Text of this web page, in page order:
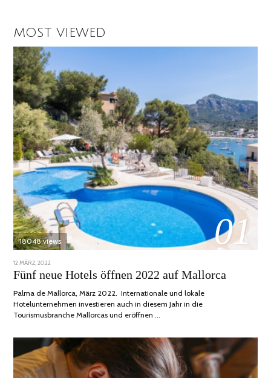
MOST VIEWED
01
18048 views
POSTED
ON
12 MÄRZ, 2022
DEZEMBER,
2022
Fünf neue Hotels öffnen 2022 auf Mallorca
Palma de Mallorca, März 2022. Internationale und lokale
Hotelunternehmen investieren auch in diesem Jahr in die
Tourismusbranche Mallorcas und eröffnen …